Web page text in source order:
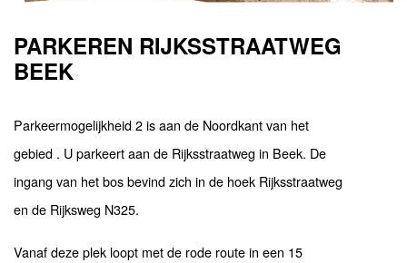
PARKEREN RIJKSSTRAATWEG
BEEK
Parkeermogelijkheid 2 is aan de Noordkant van het
gebied . U parkeert aan de Rijksstraatweg in Beek. De
ingang van het bos bevind zich in de hoek Rijksstraatweg
en de Rijksweg N325.
Vanaf deze plek loopt met de rode route in een 15